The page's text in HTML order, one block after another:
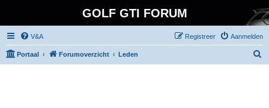
GOLF GTI FORUM
V&A Aanmelden
Registreer
Portaal Forumoverzicht Leden